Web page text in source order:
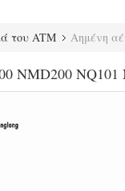
του ATM Αημένη
NMD200